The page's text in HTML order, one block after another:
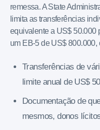
remessa. A State
limita as transferências
equivalente a US$ 50.000
um EB-5 de US$
Transferências de
limite anual de US$
Documentação de
mesmos, donos